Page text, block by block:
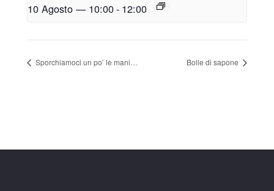
10 Agosto — 10:00- 12:00
Sporchiamoci un po’ le mani… Bolle di sapone